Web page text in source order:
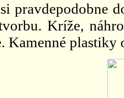
pravdepodobne
Kríže,
Kamenné